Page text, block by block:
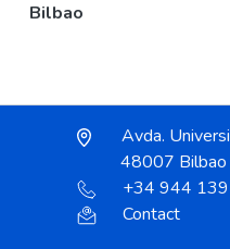
Bilbao
Avda.
48007 Bilbao
+34 944
Contact